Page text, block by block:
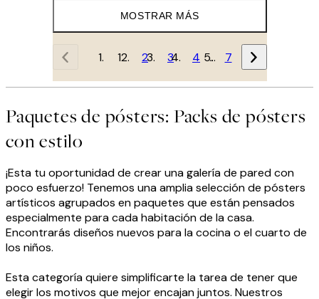
MOSTRAR MÁS
1 2 3 4 … 7
Paquetes de pósters: Packs de pósters
con estilo
¡Esta tu oportunidad de crear una galería de pared con
poco esfuerzo! Tenemos una amplia selección de pósters
artísticos agrupados en paquetes que están pensados
especialmente para cada habitación de la casa.
Encontrarás diseños nuevos para la cocina o el cuarto de
los niños.
Esta categoría quiere simplificarte la tarea de tener que
elegir los motivos que mejor encajan juntos. Nuestros